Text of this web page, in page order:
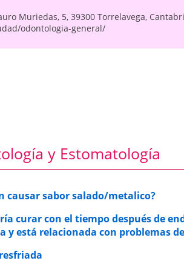
Muriedas, 5, 39300 Torrelavega,
odontologia-general/
y Estomatología
causar sabor salado/metalico?
curar con el tiempo después de
y está relacionada con problemas